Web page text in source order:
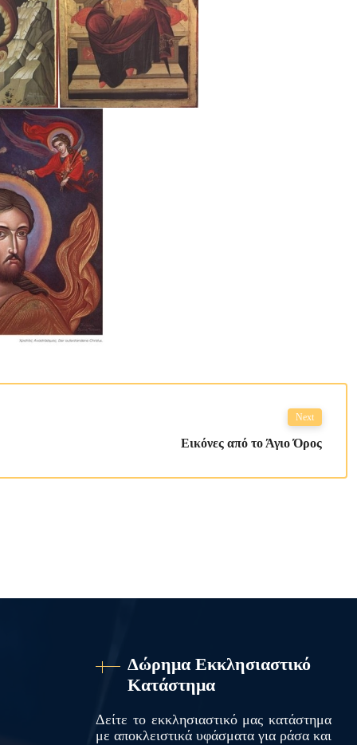
Next
Εικόνες από το Άγιο Όρος
Δώρημα Εκκλησιαστικό
Κατάστημα
Δείτε το εκκλησιαστικό μας κατάστημα
με αποκλειστικά υφάσματα για ράσα και